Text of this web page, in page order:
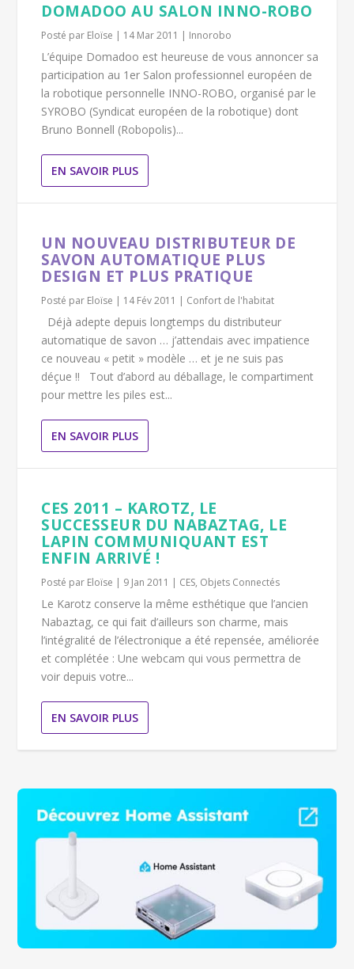
DOMADOO AU SALON INNO-ROBO
Posté par Eloïse | 14 Mar 2011 | Innorobo
L’équipe Domadoo est heureuse de vous annoncer sa
participation au 1er Salon professionnel européen de
la robotique personnelle INNO-ROBO, organisé par le
SYROBO (Syndicat européen de la robotique) dont
Bruno Bonnell (Robopolis)...
EN SAVOIR PLUS
UN NOUVEAU DISTRIBUTEUR DE
SAVON AUTOMATIQUE PLUS
DESIGN ET PLUS PRATIQUE
Posté par Eloïse | 14 Fév 2011 | Confort de l'habitat
Déjà adepte depuis longtemps du distributeur
automatique de savon … j’attendais avec impatience
ce nouveau « petit » modèle … et je ne suis pas
déçue !! Tout d’abord au déballage, le compartiment
pour mettre les piles est...
EN SAVOIR PLUS
CES 2011 – KAROTZ, LE
SUCCESSEUR DU NABAZTAG, LE
LAPIN COMMUNIQUANT EST
ENFIN ARRIVÉ !
Posté par Eloïse | 9 Jan 2011 | CES, Objets Connectés
Le Karotz conserve la même esthétique que l’ancien
Nabaztag, ce qui fait d’ailleurs son charme, mais
l’intégralité de l’électronique a été repensée, améliorée
et complétée : Une webcam qui vous permettra de
voir depuis votre...
EN SAVOIR PLUS